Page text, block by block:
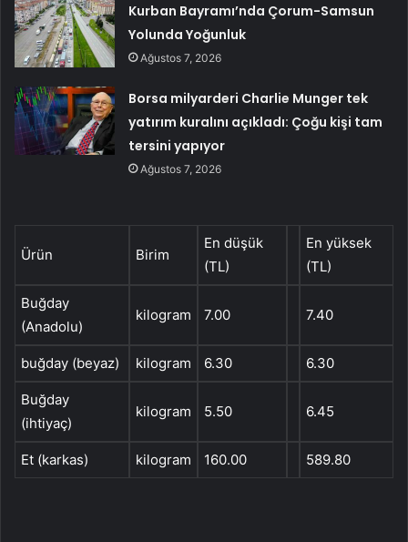
Kurban Bayramı’nda Çorum-Samsun
Yolunda Yoğunluk
Ağustos 7, 2026
Borsa milyarderi Charlie Munger tek
yatırım kuralını açıkladı: Çoğu kişi tam
tersini yapıyor
Ağustos 7, 2026
Ürün Birim
En düşük
(TL)
En yüksek
(TL)
Buğday
(Anadolu)
kilogram 7.00 7.40
buğday (beyaz) kilogram 6.30 6.30
Buğday
(ihtiyaç)
kilogram 5.50 6.45
Et (karkas) kilogram 160.00 589.80